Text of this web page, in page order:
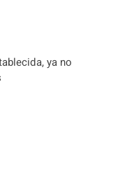
ya no